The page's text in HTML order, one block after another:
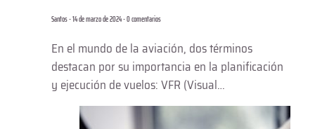
Santos - 14 de marzo de 2024 - 0 comentarios
En el mundo de la aviación, dos términos
destacan por su importancia en la planificación
y ejecución de vuelos: VFR (Visual…